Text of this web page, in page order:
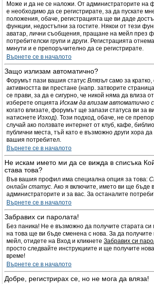
Може и да не се наложи. От администраторите на
е необходимо да се регистрирате, за да пускате
положения, обаче, регистрацията ще ви даде
функции, недостъпни за гостите. Някои от тези
аватар, лични съобщения, пращане на мейл през
потребителски групи и други. Регистрацията
минути и е препоръчително да се регистрирате.
Върнете се в началото
Защо излизам автоматично?
Форумът пази вашия статус Влязъл само за кратко,
активността ви престане (напр. затворите
се прави, за да е сигурно, че никой няма да влиза
изберете опцията Искам да влизам автоматично
когато влизате, форумът ще запази статуса ви за
натиснете Изход). Този подход, обаче, не се
случай ако ползвате интернет от клуб, кафе,
публични места, тъй като е възможно други хора
вашия потребител.
Върнете се в началото
Не искам името ми да се вижда в списъка
става това?
Във вашия профил има специална опция за това:
онлайн статус. Ако я включите, името ви ще бъде
администраторите и за вас. За останалите
Върнете се в началото
Забравих си паролата!
Без паника! Не е възможно да получите старата си
на това ще ви бъде сменена с нова. За да
мейл, отидете на Вход и кликнете Забравих си
просто следвайте инструкциите и ще получите
време!
Върнете се в началото
Добре, регистрирах се, но не мога да вляза!